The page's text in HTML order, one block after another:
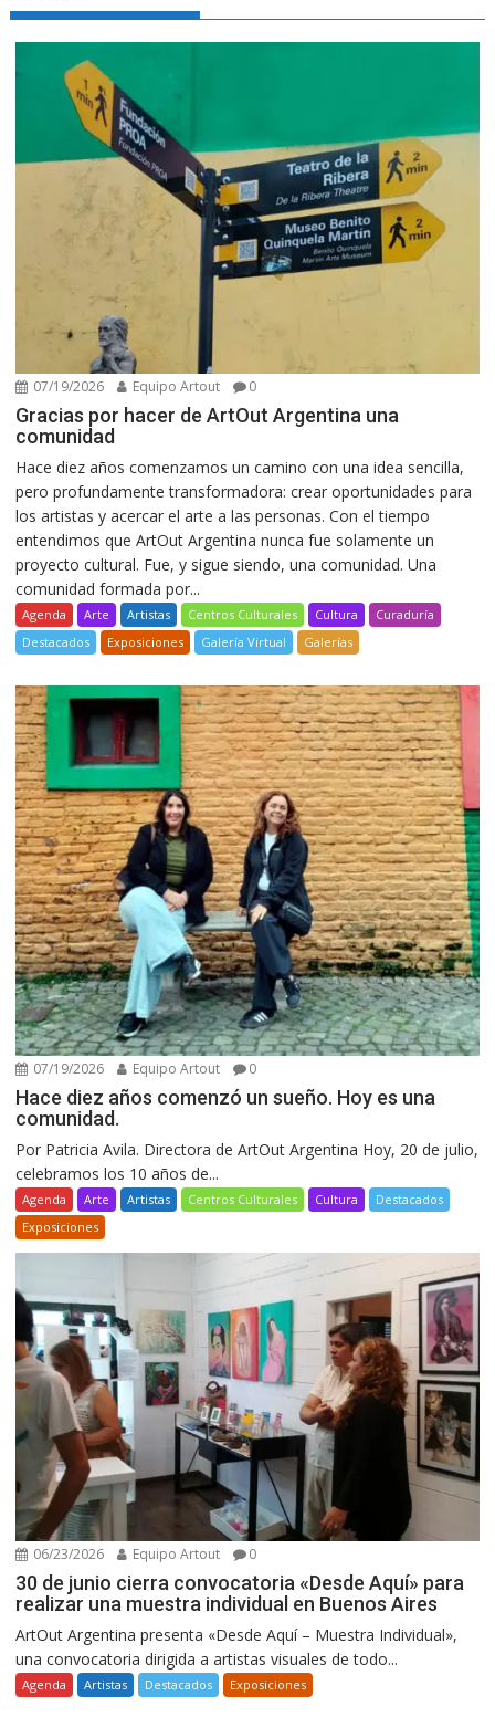
07/19/2026 Equipo Artout 0
Gracias por hacer de ArtOut Argentina una
comunidad
Hace diez años comenzamos un camino con una idea sencilla,
pero profundamente transformadora: crear oportunidades para
los artistas y acercar el arte a las personas. Con el tiempo
entendimos que ArtOut Argentina nunca fue solamente un
proyecto cultural. Fue, y sigue siendo, una comunidad. Una
comunidad formada por...
Agenda Arte Artistas Centros Culturales Cultura
Curaduría
Destacados
Exposiciones Galería Virtual Galerías
07/19/2026 Equipo Artout 0
Hace diez años comenzó un sueño. Hoy es una
comunidad.
Por Patricia Avila. Directora de ArtOut Argentina Hoy, 20 de julio,
celebramos los 10 años de...
Agenda Arte Artistas Centros Culturales Cultura
Destacados
Exposiciones
06/23/2026 Equipo Artout 0
30 de junio cierra convocatoria «Desde Aquí» para
realizar una muestra individual en Buenos Aires
ArtOut Argentina presenta «Desde Aquí – Muestra Individual»,
una convocatoria dirigida a artistas visuales de todo...
Agenda Artistas Destacados Exposiciones